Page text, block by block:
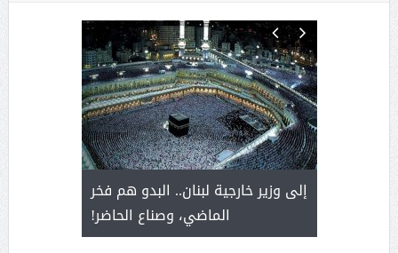
سلمان
إلى وزير خارجية لبنان.. البدو هم فخر
الماضي، وصناع الحاضر!
يحمل
من عشق